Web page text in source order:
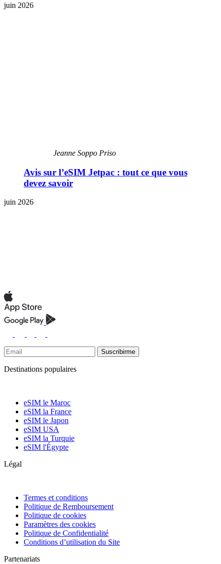
juin 2026
Jeanne Soppo Priso
Avis sur l’eSIM Jetpac : tout ce que vous
devez savoir
juin 2026
Suscribirme
Destinations populaires
eSIM le Maroc
eSIM la France
eSIM le Japon
eSIM USA
eSIM la Turquie
eSIM l'Égypte
Légal
Termes et conditions
Politique de Remboursement
Politique de cookies
Paramètres des cookies
Politique de Confidentialité
Conditions d’utilisation du Site
Partenariats